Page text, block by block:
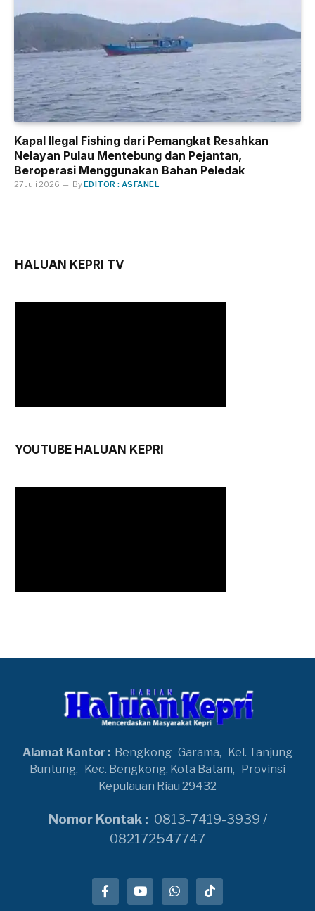
Kapal Ilegal Fishing dari Pemangkat Resahkan
Nelayan Pulau Mentebung dan Pejantan,
Beroperasi Menggunakan Bahan Peledak
27 Juli 2026 ByEDITOR : ASFANEL
HALUAN KEPRI TV
YOUTUBE HALUAN KEPRI
Alamat Kantor : Bengkong Garama,
Kel. Tanjung
Buntung,
Kec. Bengkong, Kota Batam,
Provinsi
Kepulauan Riau 29432
Nomor Kontak : 0813-7419-3939 /
082172547747